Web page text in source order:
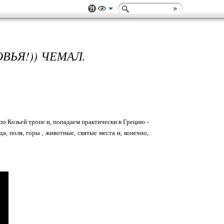
ЧЕМАЛ.
Козьей тропе и, попадаем практически в Грецию -
поля, горы , животные, святые места и, конечно,